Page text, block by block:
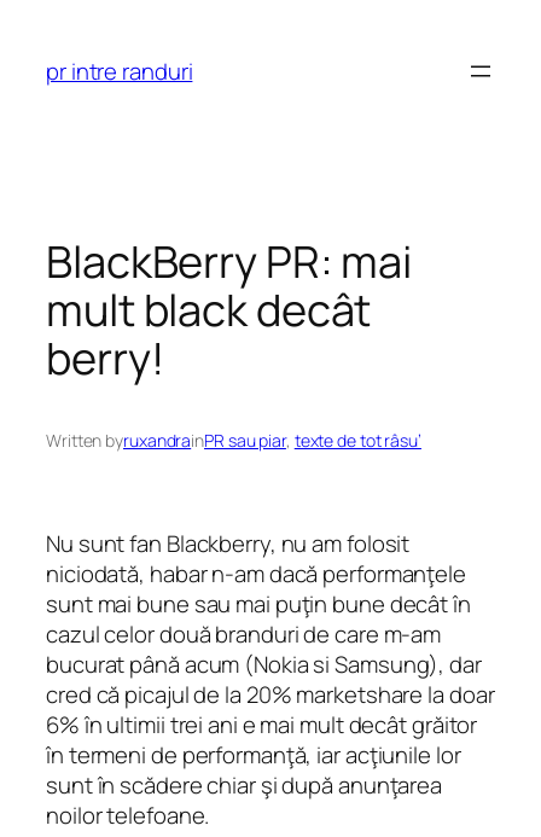
content
pr intre randuri
BlackBerry PR: mai
mult black decât
berry!
Written byruxandrainPR sau piar, texte de tot râsu’
Nu sunt fan Blackberry, nu am folosit
niciodată, habar n-am dacă performanţele
sunt mai bune sau mai puţin bune decât în
cazul celor două branduri de care m-am
bucurat până acum (Nokia si Samsung), dar
cred că picajul de la 20% marketshare la doar
6% în ultimii trei ani e mai mult decât grăitor
în termeni de performanţă, iar acţiunile lor
sunt în scădere chiar şi după anunţarea
noilor telefoane.